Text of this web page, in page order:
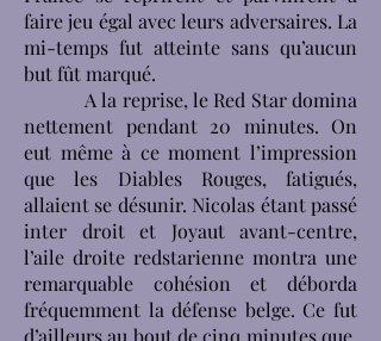
faire jeu égal avec leurs adversaires. La
mi-temps fut atteinte sans qu’aucun
but fût marqué.
A la reprise, le Red Star domina
nettement pendant 20 minutes. On
eut même à ce moment l’impression
que les Diables Rouges, fatigués,
allaient se désunir. Nicolas étant passé
inter droit et Joyaut avant-centre,
l’aile droite redstarienne montra une
remarquable cohésion et déborda
fréquemment la défense belge. Ce fut
d’ailleurs au bout de cinq minutes que,